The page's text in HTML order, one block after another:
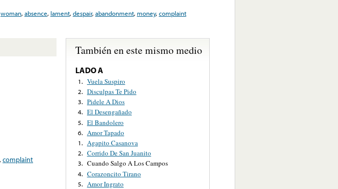
woman,absence, lament,despair,abandonment, money,complaint
,complaint
También en este mismo medio
LADO A
1. Vuela Suspiro
2. Disculpas Te Pido
3. Pidele A Dios
4. El Desengañado
5. El Bandolero
6. Amor Tapado
1. Agapito Casanova
2. Corrido De San Juanito
3. Cuando Salgo A Los Campos
4. Corazoncito Tirano
5. Amor Ingrato